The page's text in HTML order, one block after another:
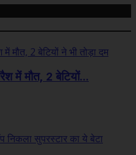
में मौत, 2 बेटियों...